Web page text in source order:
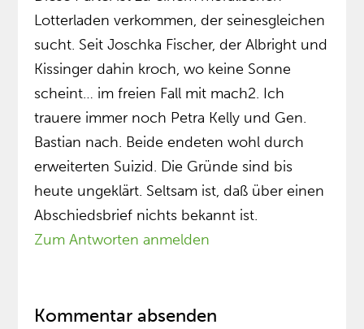
Lotterladen verkommen, der seinesgleichen
sucht. Seit Joschka Fischer, der Albright und
Kissinger dahin kroch, wo keine Sonne
scheint… im freien Fall mit mach2. Ich
trauere immer noch Petra Kelly und Gen.
Bastian nach. Beide endeten wohl durch
erweiterten Suizid. Die Gründe sind bis
heute ungeklärt. Seltsam ist, daß über einen
Abschiedsbrief nichts bekannt ist.
Zum Antworten anmelden
Kommentar absenden